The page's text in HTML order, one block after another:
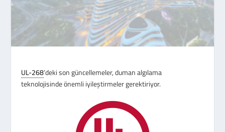
UL-268’deki son güncellemeler, duman algılama
teknolojisinde önemli iyileştirmeler gerektiriyor.